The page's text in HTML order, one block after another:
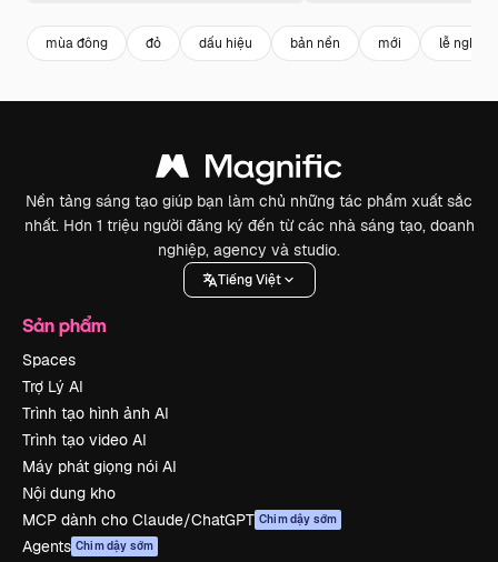
mùa đông đỏ dấu hiệu bản nền mới lễ nghỉ
Nền tảng sáng tạo giúp bạn làm chủ những tác phẩm xuất sắc
nhất. Hơn 1 triệu người đăng ký đến từ các nhà sáng tạo, doanh
nghiệp, agency và studio.
Tiếng Việt
Sản phẩm
Spaces
Trợ Lý AI
Trình tạo hình ảnh AI
Trình tạo video AI
Máy phát giọng nói AI
Nội dung kho
MCP dành cho Claude/ChatGPT Chim dậy sớm
Agents Chim dậy sớm